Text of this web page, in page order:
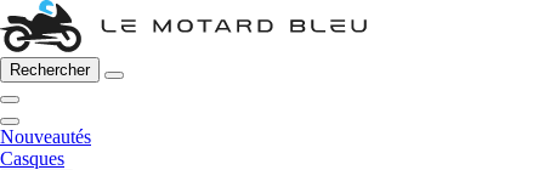
Rechercher
Nouveautés
Casques